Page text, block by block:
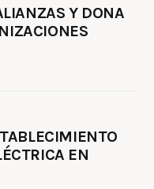
Y DONA
EN